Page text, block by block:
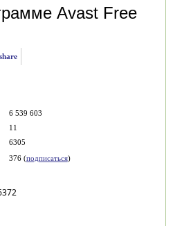
Avast Free
6 539 603
11
6305
376 (подписаться)